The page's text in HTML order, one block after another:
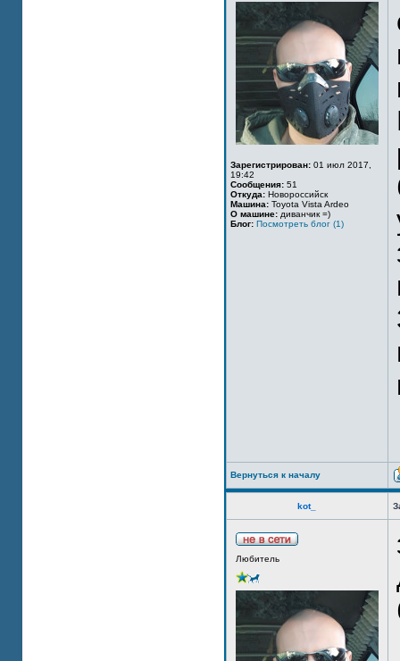
Зарегистрирован: 01 июл 2017,
19:42
Сообщения: 51
Откуда: Новороссийск
Машина: Toyota Vista Ardeo
О машине: диванчик =)
Блог: Посмотреть блог (1)
Вернуться к началу
kot_
Любитель